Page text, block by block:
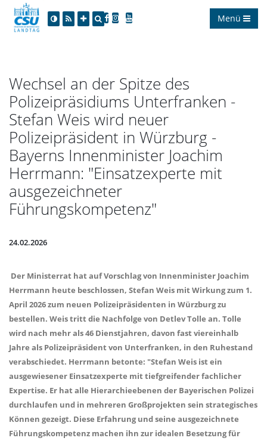
Menü
Wechsel an der Spitze des
Polizeipräsidiums Unterfranken -
Stefan Weis wird neuer
Polizeipräsident in Würzburg -
Bayerns Innenminister Joachim
Herrmann: "Einsatzexperte mit
ausgezeichneter
Führungskompetenz"
24.02.2026
Der Ministerrat hat auf Vorschlag von Innenminister Joachim
Herrmann heute beschlossen, Stefan Weis mit Wirkung zum 1.
April 2026 zum neuen Polizeipräsidenten in Würzburg zu
bestellen. Weis tritt die Nachfolge von Detlev Tolle an. Tolle
wird nach mehr als 46 Dienstjahren, davon fast viereinhalb
Jahre als Polizeipräsident von Unterfranken, in den Ruhestand
verabschiedet. Herrmann betonte: "Stefan Weis ist ein
ausgewiesener Einsatzexperte mit tiefgreifender fachlicher
Expertise. Er hat alle Hierarchieebenen der Bayerischen Polizei
durchlaufen und in mehreren Großprojekten sein strategisches
Können gezeigt. Diese Erfahrung und seine ausgezeichnete
Führungskompetenz machen ihn zur idealen Besetzung für